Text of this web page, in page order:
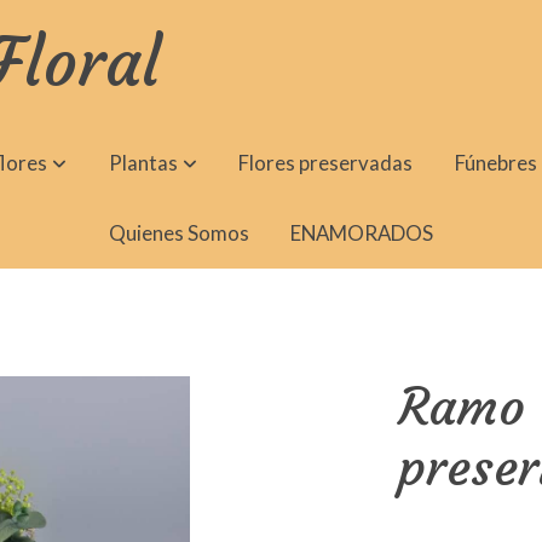
Plantas Flores preservadas Fúnebres
Quienes Somos ENAMORADOS